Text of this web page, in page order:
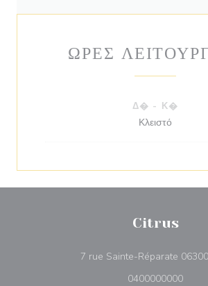
ΏΡΕΣ
Δ� - Κ�
Κλειστό
Citrus
7 rue Sainte-Réparate
0400000000